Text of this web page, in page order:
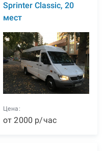
Sprinter Classic, 20
мест
Цена:
от2000 р/час